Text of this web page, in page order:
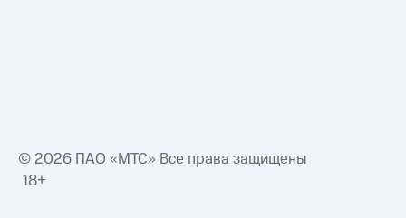
© 2026 ПАО «МТС» Все права защищены
18+